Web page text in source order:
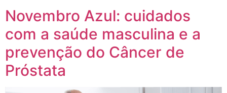
Novembro Azul: cuidados
com a saúde masculina e a
prevenção do Câncer de
Próstata